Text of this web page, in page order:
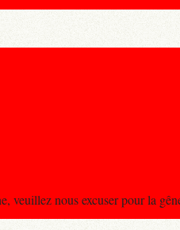
veuillez nous excuser pour la